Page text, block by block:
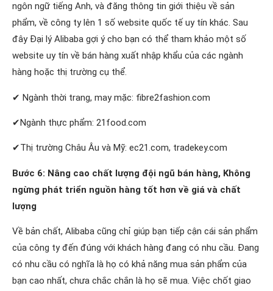
ngôn ngữ tiếng Anh, và đăng thông tin giới thiệu về sản
phẩm, về công ty lên 1 số website quốc tế uy tín khác. Sau
đây Đại lý Alibaba gợi ý cho bạn có thể tham khảo một số
website uy tín về bán hàng xuất nhập khẩu của các ngành
hàng hoặc thị trường cụ thể.
✔ Ngành thời trang, may mặc: fibre2fashion.com
✔Ngành thực phẩm: 21food.com
✔Thị trường Châu Âu và Mỹ: ec21.com, tradekey.com
Bước 6: Nâng cao chất lượng đội ngũ bán hàng, Không
ngừng phát triển nguồn hàng tốt hơn về giá và chất
lượng
Về bản chất, Alibaba cũng chỉ giúp bạn tiếp cận cái sản phẩm
của công ty đến đúng với khách hàng đang có nhu cầu. Đang
có nhu cầu có nghĩa là họ có khả năng mua sản phẩm của
bạn cao nhất, chưa chắc chắn là họ sẽ mua. Việc chốt giao